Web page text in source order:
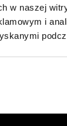
w naszej
i